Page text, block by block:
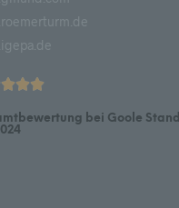
bei Goole Stand